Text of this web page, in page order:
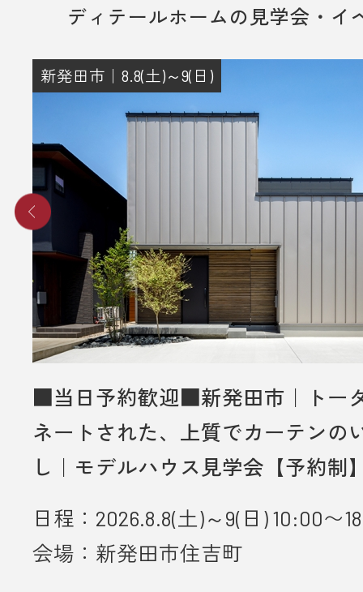
2. 当日ご来場いただきます。
その際に住所のご記入をお願いいた
4. 後日、弊社からプレゼントをメー
送りさせていただきます。
■ その他、プレゼントに関する注意
・初めてディテールホームグループ
いただく方のみ対象とさせていだき
・弊社での住宅建築やリフォームな
をご検討されているお客様のみ対象
いただきます。
・プレゼントは、1名様（1家族様）1
・未成年者様のみのご来場は対象外
・弊社のアンケートにご協力してい
とが条件となります。
■ 個人情報の取り扱いについて
・ご入力いただきました情報は「
ディテールホームの見学会・イ
新発田市｜8.8(土)～9(日)
■当日予約歓迎■新発田市｜トー
ネートされた、上質でカーテンの
し｜モデルハウス見学会【予約制
日程：2026.8.8(土)～9(日) 10:00〜
会場：新発田市住吉町